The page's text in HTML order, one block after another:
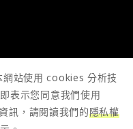
網站使用 cookies 分析技
表示您同意我們使用
訊，請閱讀我們的隱私權